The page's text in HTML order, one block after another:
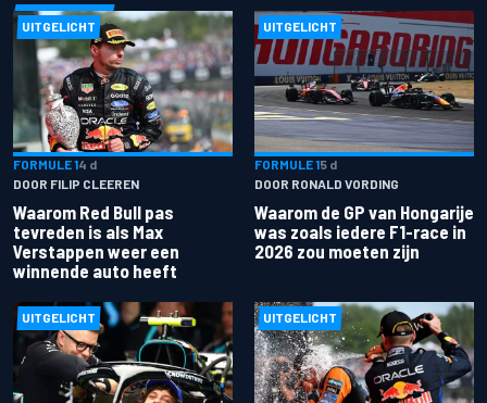
UITGELICHT
FORMULE 14 d
DOOR FILIP CLEEREN
Waarom Red Bull pas
tevreden is als Max
Verstappen weer een
winnende auto heeft
UITGELICHT
FORMULE 15 d
DOOR RONALD VORDING
Waarom de GP van Hongarije
was zoals iedere F1-race in
2026 zou moeten zijn
UITGELICHT UITGELICHT